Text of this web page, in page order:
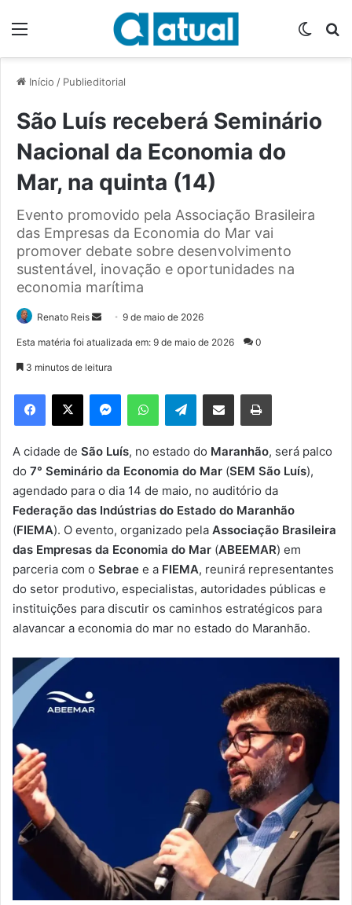
Início / Publieditorial
São Luís receberá Seminário
Nacional da Economia do
Mar, na quinta (14)
Evento promovido pela Associação Brasileira
das Empresas da Economia do Mar vai
promover debate sobre desenvolvimento
sustentável, inovação e oportunidades na
economia marítima
Renato Reis
d
e
u
m
e
-
m
a
l
9 de maio de 2026
Esta matéria foi atualizada em: 9 de maio de 2026 0
3 minutos de leitura
Telegram
A cidade de São Luís, no estado do Maranhão, será palco
do 7° Seminário da Economia do Mar (SEM São Luís),
agendado para o dia 14 de maio, no auditório da
Federação das Indústrias do Estado do Maranhão
(FIEMA). O evento, organizado pela Associação Brasileira
das Empresas da Economia do Mar (ABEEMAR) em
parceria com o Sebrae e a FIEMA, reunirá representantes
do setor produtivo, especialistas, autoridades públicas e
instituições para discutir os caminhos estratégicos para
alavancar a economia do mar no estado do Maranhão.